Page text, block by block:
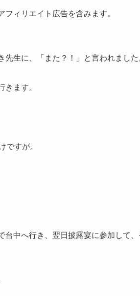
ィリエイト広告を含みます。
先生に、「また？！」と言われました
きます。
ですが。
台中へ行き、翌日披露宴に参加して